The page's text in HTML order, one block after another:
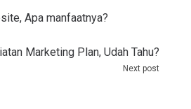
Apa manfaatnya?
Marketing Plan, Udah Tahu?
Next post